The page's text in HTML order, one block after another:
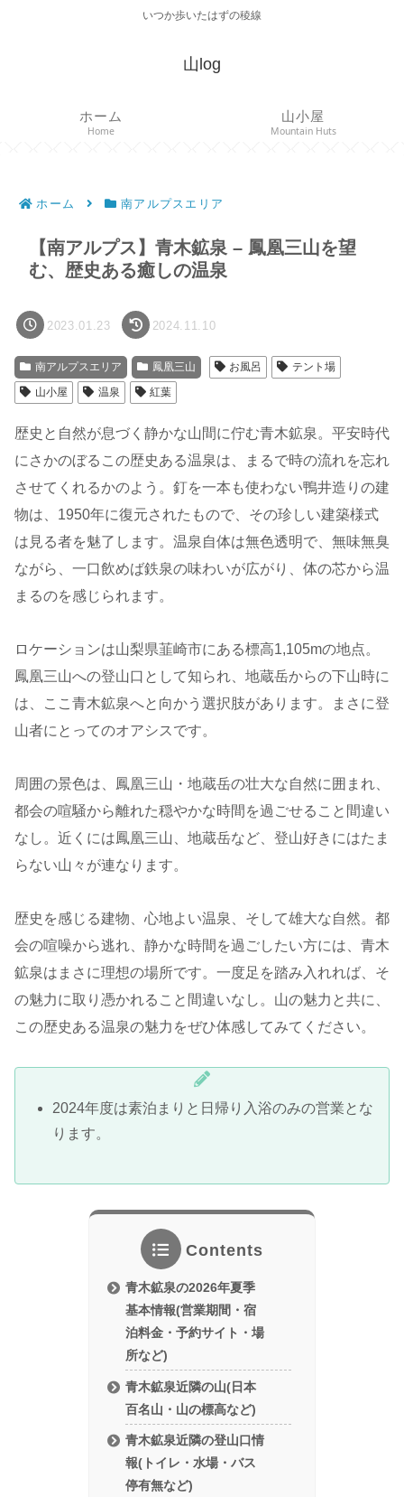
いつか歩いたはずの稜線
山log
ホーム
Home
山小屋
Mountain Huts
ホーム 南アルプスエリア
【南アルプス】青木鉱泉 – 鳳凰三山を望
む、歴史ある癒しの温泉
2023.01.23 2024.11.10
南アルプスエリア 鳳凰三山 お風呂
テント場
山小屋
温泉 紅葉
歴史と自然が息づく静かな山間に佇む青木鉱泉。平安時代
にさかのぼるこの歴史ある温泉は、まるで時の流れを忘れ
させてくれるかのよう。釘を一本も使わない鴨井造りの建
物は、1950年に復元されたもので、その珍しい建築様式
は見る者を魅了します。温泉自体は無色透明で、無味無臭
ながら、一口飲めば鉄泉の味わいが広がり、体の芯から温
まるのを感じられます。
ロケーションは山梨県韮崎市にある標高1,105mの地点。
鳳凰三山への登山口として知られ、地蔵岳からの下山時に
は、ここ青木鉱泉へと向かう選択肢があります。まさに登
山者にとってのオアシスです。
周囲の景色は、鳳凰三山・地蔵岳の壮大な自然に囲まれ、
都会の喧騒から離れた穏やかな時間を過ごせること間違い
なし。近くには鳳凰三山、地蔵岳など、登山好きにはたま
らない山々が連なります。
歴史を感じる建物、心地よい温泉、そして雄大な自然。都
会の喧噪から逃れ、静かな時間を過ごしたい方には、青木
鉱泉はまさに理想の場所です。一度足を踏み入れれば、そ
の魅力に取り憑かれること間違いなし。山の魅力と共に、
この歴史ある温泉の魅力をぜひ体感してみてください。
2024年度は素泊まりと日帰り入浴のみの営業とな
ります。
Contents
青木鉱泉の2026年夏季
基本情報(営業期間・宿
泊料金・予約サイト・場
所など)
青木鉱泉近隣の山(日本
百名山・山の標高など)
青木鉱泉近隣の登山口情
報(トイレ・水場・バス
停有無など)